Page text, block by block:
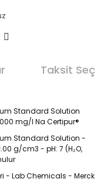
Taksit
Standard Solution
mg/l Na Certipur®
Standard Solution -
g/cm3 - pH: 7 (H₂O,
- Lab Chemicals - Merck